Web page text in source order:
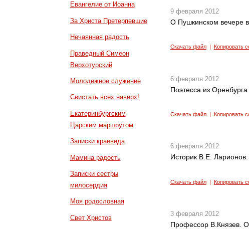
Евангелие от Иоанна
За Христа Претерпевшие
Нечаянная радость
Праведный Симеон
Верхотурский
Молодежное служение
Свистать всех наверх!
Екатеринбургским
Царским маршрутом
Записки краеведа
Мамина радость
Записки сестры
милосердия
Моя родословная
Свет Христов
9 февраля 2012
О Пушкинском вечере
Скачать файл| Копировать
6 февраля 2012
Поэтесса из
Скачать файл| Копировать
6 февраля 2012
Историк В.Е.
Скачать файл| Копировать
3 февраля 2012
Профессор В.Князев.